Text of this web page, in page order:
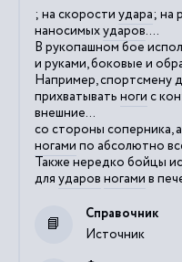
; на скорости удара; на
наносимыхударов....
В рукопашном бое
и руками, боковые и
Например, спортсмену
прихватывать ноги с
внешние...
со стороны соперника,
ногами по абсолютно
Также нередко бойцы
для ударов ногами в
Источник
Справочник